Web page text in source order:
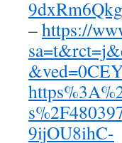
–https://
9ijOU8ihC-